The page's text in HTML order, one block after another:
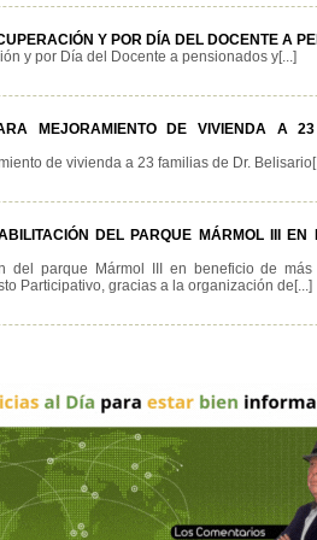
Y POR DÍA DEL DOCENTE A
y por Día del Docente a pensionados y[...]
MEJORAMIENTO DE VIVIENDA A
de vivienda a 23 familias de Dr.
DEL PARQUE MÁRMOL III
del parque Mármol III en beneficio de
Participativo, gracias a la organización de[...]